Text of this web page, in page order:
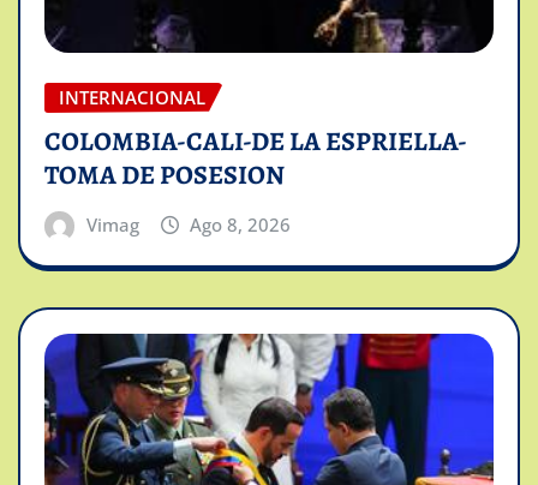
INTERNACIONAL
COLOMBIA-CALI-DE LA ESPRIELLA-
TOMA DE POSESION
Vimag Ago 8, 2026